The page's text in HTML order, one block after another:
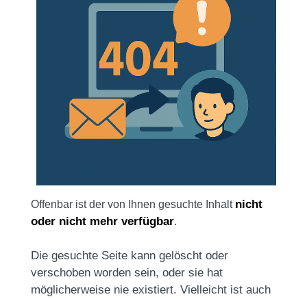
Offenbar ist der von Ihnen gesuchte Inhalt nicht
oder nicht mehr verfügbar.
Die gesuchte Seite kann gelöscht oder
verschoben worden sein, oder sie hat
möglicherweise nie existiert. Vielleicht ist auch